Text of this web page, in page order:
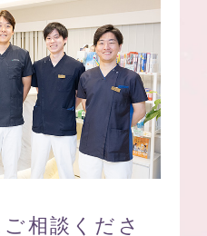
ご相談くださ